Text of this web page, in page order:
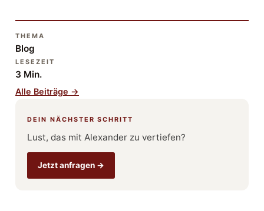
THEMA
Blog
LESEZEIT
3 Min.
Alle Beiträge →
DEIN NÄCHSTER SCHRITT
Lust, das mit Alexander zu vertiefen?
Jetzt anfragen →